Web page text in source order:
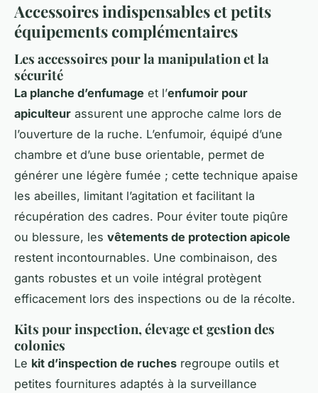
Accessoires indispensables et petits
équipements complémentaires
Les accessoires pour la manipulation et la
sécurité
La planche d’enfumage et l’enfumoir pour
apiculteur assurent une approche calme lors de
l’ouverture de la ruche. L’enfumoir, équipé d’une
chambre et d’une buse orientable, permet de
générer une légère fumée ; cette technique apaise
les abeilles, limitant l’agitation et facilitant la
récupération des cadres. Pour éviter toute piqûre
ou blessure, les vêtements de protection apicole
restent incontournables. Une combinaison, des
gants robustes et un voile intégral protègent
efficacement lors des inspections ou de la récolte.
Kits pour inspection, élevage et gestion des
colonies
Le kit d’inspection de ruches regroupe outils et
petites fournitures adaptés à la surveillance